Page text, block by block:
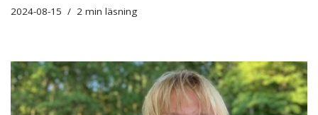
2024-08-15 2 min läsning